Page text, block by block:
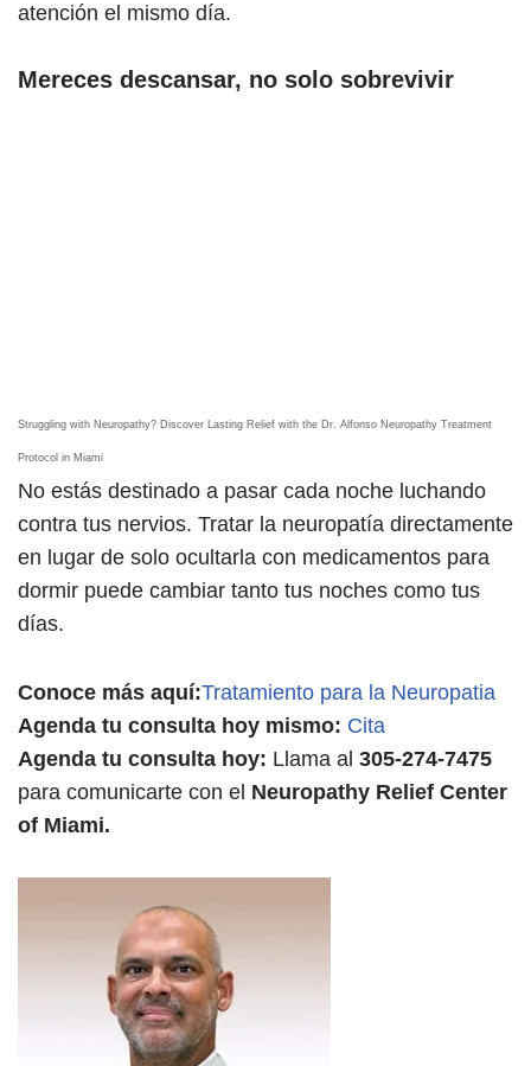
atención el mismo día.
Mereces descansar, no solo sobrevivir
Struggling with Neuropathy? Discover Lasting Relief with the Dr. Alfonso Neuropathy Treatment
Protocol in Miami
No estás destinado a pasar cada noche luchando
contra tus nervios. Tratar la neuropatía directamente
en lugar de solo ocultarla con medicamentos para
dormir puede cambiar tanto tus noches como tus
días.
Conoce más aquí:Tratamiento para la Neuropatia
Agenda tu consulta hoy mismo: Cita
Agenda tu consulta hoy: Llama al 305-274-7475
para comunicarte con el Neuropathy Relief Center
of Miami.